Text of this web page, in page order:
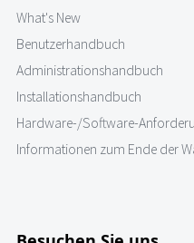
What's New
Benutzerhandbuch
Administrationshandbuch
Installationshandbuch
Hardware-/Software-
Informationen zum Ende der